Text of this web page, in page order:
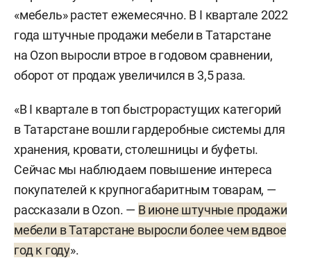
«мебель» растет ежемесячно. В I квартале 2022
года штучные продажи мебели в Татарстане
на Ozon выросли втрое в годовом сравнении,
оборот от продаж увеличился в 3,5 раза.
«В I квартале в топ быстрорастущих категорий
в Татарстане вошли гардеробные системы для
хранения, кровати, столешницы и буфеты.
Сейчас мы наблюдаем повышение интереса
покупателей к крупногабаритным товарам, —
рассказали в Ozon. — В июне штучные продажи
мебели в Татарстане выросли более чем вдвое
год к году».